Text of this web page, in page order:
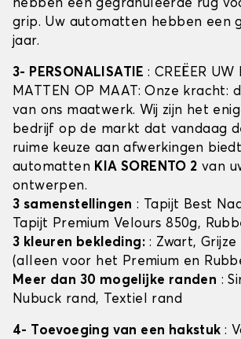
hebben een gegranuleerde rug
grip. Uw automatten hebben een
jaar.
3- PERSONALISATIE: CREËER UW
MATTEN OP MAAT: Onze kracht:
van ons maatwerk. Wij zijn het
bedrijf op de markt dat vandaag
ruime keuze aan afwerkingen
automatten KIA SORENTO 2 van
ontwerpen.
3 samenstellingen : Tapijt Best
Tapijt Premium Velours 850g,
3 kleuren bekleding: : Zwart, Grijze
(alleen voor het Premium en
Meer dan 30 mogelijke randen :
Nubuck rand, Textiel rand
4- Toevoeging van een hakstuk :